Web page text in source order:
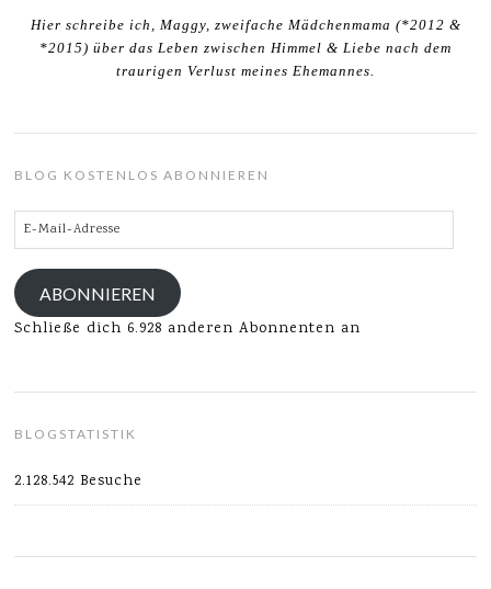
Hier schreibe ich, Maggy, zweifache Mädchenmama (*2012 &
*2015) über das Leben zwischen Himmel & Liebe nach dem
traurigen Verlust meines Ehemannes.
BLOG KOSTENLOS ABONNIEREN
E-
Mail-
Adresse
ABONNIEREN
Schließe dich 6.928 anderen Abonnenten an
BLOGSTATISTIK
2.128.542 Besuche